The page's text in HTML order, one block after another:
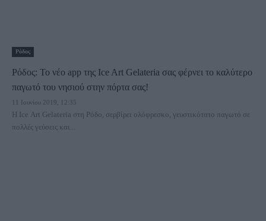
Ρόδος
Ρόδος: Το νέο app της Ice Art Gelateria σας φέρνει το καλύτερο
παγωτό του νησιού στην πόρτα σας!
11 Ιουνίου 2019, 12:35
Η Ice Art Gelateria στη Ρόδο, σερβίρει ολόφρεσκο, γευστικότατο παγωτό σε
πολλές γεύσεις και...